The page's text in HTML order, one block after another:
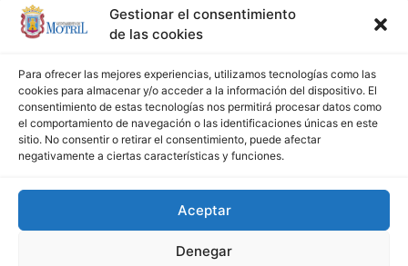
Gestionar el consentimiento
de las cookies
Para ofrecer las mejores experiencias, utilizamos tecnologías como las
cookies para almacenar y/o acceder a la información del dispositivo. El
consentimiento de estas tecnologías nos permitirá procesar datos como
el comportamiento de navegación o las identificaciones únicas en este
sitio. No consentir o retirar el consentimiento, puede afectar
negativamente a ciertas características y funciones.
Aceptar
Denegar
Ayuntamiento de Motril, Plaza de España, 1, 18600, Motril,
(Granada), CIF: P1814200J, DIR3: L01181400